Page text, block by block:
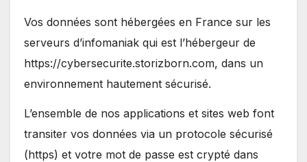
Vos données sont hébergées en France sur les
serveurs d’infomaniak qui est l’hébergeur de
https://cybersecurite.storizborn.com, dans un
environnement hautement sécurisé.
L’ensemble de nos applications et sites web font
transiter vos données via un protocole sécurisé
(https) et votre mot de passe est crypté dans